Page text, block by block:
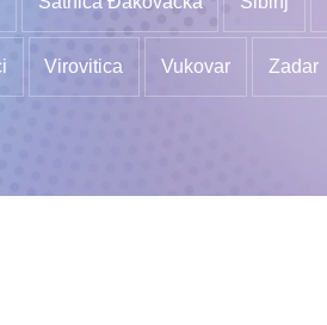
Virovitica Vukovar Zadar